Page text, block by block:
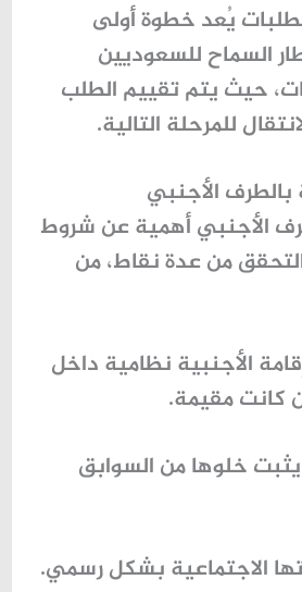
يُعد خطوة أولى
السماح للسعوديين
، حيث يتم تقييم الطلب
للمرحلة التالية.
بالطرف الأجنبي
الأجنبي أهمية عن شروط
من عدة نقاط، من
الأجنبية نظامية داخل
كانت مقيمة.
خلوها من السوابق
الاجتماعية بشكل رسمي.